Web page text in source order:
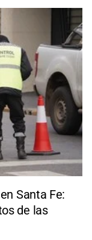
Santa Fe:
de las